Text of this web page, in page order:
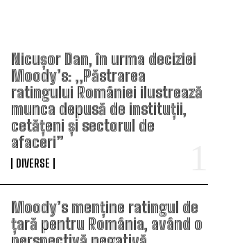
Nicușor Dan, în urma deciziei
Moody’s: „Păstrarea
ratingului României ilustrează
munca depusă de instituții,
cetățeni și sectorul de
afaceri”
DIVERSE
Moody’s menține ratingul de
țară pentru România, având o